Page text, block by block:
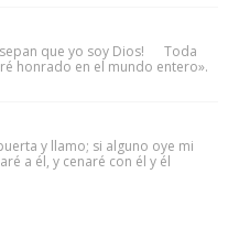
sepan que yo soy Dios! Toda
honrado en el mundo entero».
y llamo; si alguno oye mi
a él, y cenaré con él y él